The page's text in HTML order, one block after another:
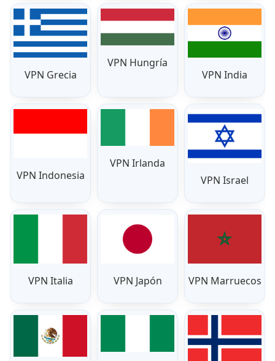
VPN Grecia
VPN Hungría
VPN India
VPN Indonesia
VPN Irlanda
VPN Israel
VPN Italia VPN Japón VPN Marruecos